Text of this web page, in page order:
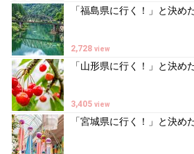
「福島県に行く！」と決め
2,728 view
「山形県に行く！」と決め
3,405 view
「宮城県に行く！」と決め